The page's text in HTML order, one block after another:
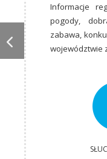
Informacje
pogody,
zabawa,
województwie